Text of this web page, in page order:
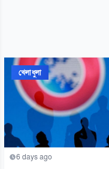
খেলাধুলা
6 days ago